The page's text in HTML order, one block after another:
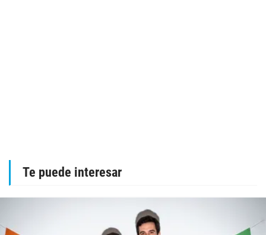
Te puede interesar